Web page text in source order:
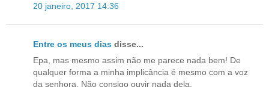
20 janeiro, 2017 14:36
Entre os meus dias disse...
Epa, mas mesmo assim não me parece nada bem! De
qualquer forma a minha implicância é mesmo com a voz
da senhora. Não consigo ouvir nada dela.